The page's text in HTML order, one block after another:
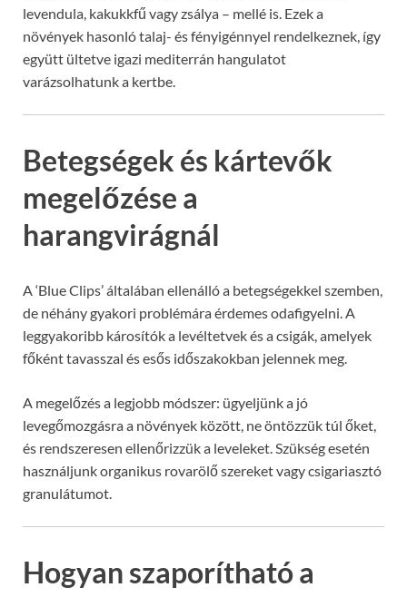
levendula, kakukkfű vagy zsálya – mellé is. Ezek a
növények hasonló talaj- és fényigénnyel rendelkeznek, így
együtt ültetve igazi mediterrán hangulatot
varázsolhatunk a kertbe.
Betegségek és kártevők
megelőzése a
harangvirágnál
A ‘Blue Clips’ általában ellenálló a betegségekkel szemben,
de néhány gyakori problémára érdemes odafigyelni. A
leggyakoribb károsítók a levéltetvek és a csigák, amelyek
főként tavasszal és esős időszakokban jelennek meg.
A megelőzés a legjobb módszer: ügyeljünk a jó
levegőmozgásra a növények között, ne öntözzük túl őket,
és rendszeresen ellenőrizzük a leveleket. Szükség esetén
használjunk organikus rovarölő szereket vagy csigariasztó
granulátumot.
Hogyan szaporítható a